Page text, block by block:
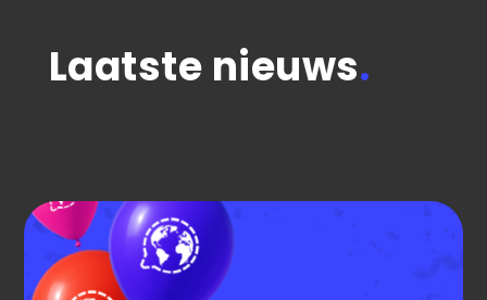
Laatste nieuws.